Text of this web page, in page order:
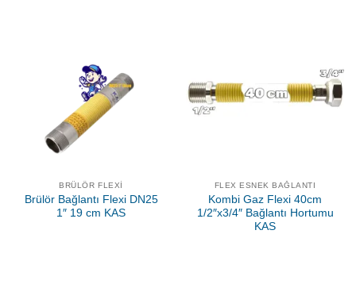
BRÜLÖR FLEXI
Brülör Bağlantı Flexi DN25
1″ 19 cm KAS
FLEX ESNEK BAĞLANTI
Kombi Gaz Flexi 40cm
1/2″x3/4″ Bağlantı Hortumu
KAS